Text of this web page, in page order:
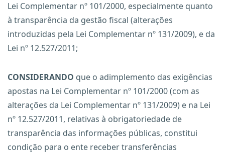
Lei Complementar nº 101/2000, especialmente quanto
à transparência da gestão fiscal (alterações
introduzidas pela Lei Complementar nº 131/2009), e da
Lei nº 12.527/2011;
CONSIDERANDO que o adimplemento das exigências
apostas na Lei Complementar nº 101/2000 (com as
alterações da Lei Complementar nº 131/2009) e na Lei
nº 12.527/2011, relativas à obrigatoriedade de
transparência das informações públicas, constitui
condição para o ente receber transferências